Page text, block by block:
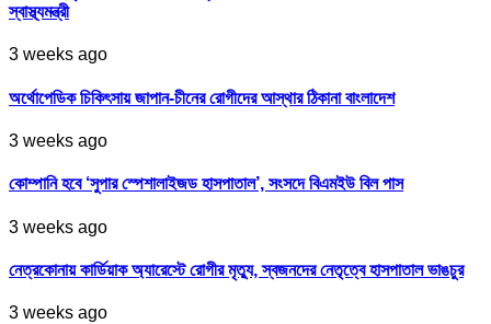
স্বাস্থ্যমন্ত্রী
3 weeks ago
অর্থোপেডিক চিকিৎসায় জাপান-চীনের রোগীদের আস্থার ঠিকানা বাংলাদেশ
3 weeks ago
কোম্পানি হবে ‘সুপার স্পেশালাইজড হাসপাতাল’, সংসদে বিএমইউ বিল পাস
3 weeks ago
নেত্রকোনায় কার্ডিয়াক অ্যারেস্টে রোগীর মৃত্যু, স্বজনদের নেতৃত্বে হাসপাতাল ভাঙচুর
3 weeks ago